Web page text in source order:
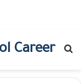
Career
بحث عن